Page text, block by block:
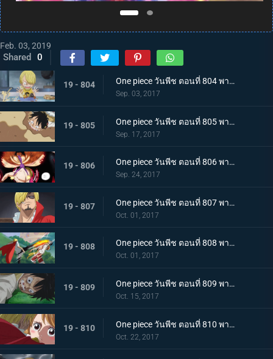
Feb. 03, 2019
Shared 0
19 - 804 One piece วันพีช ตอนที่ 804 พากย์ไทย สู่อีสต์บลู ซันจิ ตัดสินใจออกเดินทาง
Sep. 03, 2017
19 - 805 One piece วันพีช ตอนที่ 805 พากย์ไทย ต่อสู้กับขีดจำกัด ลูฟี่กับบิสกิตที่ไม่ยอมหมด
Sep. 17, 2017
19 - 806 One piece วันพีช ตอนที่ 806 พากย์ไทย พลังเต็มอิ่ม เกียร์ 4 ใหม่ แทงก์แมน
Sep. 24, 2017
19 - 807 One piece วันพีช ตอนที่ 807 พากย์ไทย การต่อสู้ที่แสนเศร้า ลูฟี่ VS ซันจิ (ครึ่งแรก)
Oct. 01, 2017
19 - 808 One piece วันพีช ตอนที่ 808 พากย์ไทย การต่อสู้ที่แสนเศร้า ลูฟี่ VS ซันจิ (ครึ่งหลัง)
Oct. 01, 2017
19 - 809 One piece วันพีช ตอนที่ 809 พากย์ไทย พายุแห่งการแก้แค้น กองทัพที่โกรธเกรี้ยวบุกเข้าโจมตี
Oct. 15, 2017
19 - 810 One piece วันพีช ตอนที่ 810 พากย์ไทย สิ้นสุดการผจญภัย ข้อเสนอที่เด็ดเดี่ยวของซันจิ
Oct. 22, 2017